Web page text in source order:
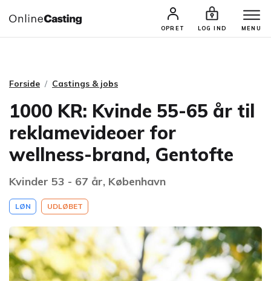
OPRET LOG IND MENU
CASTINGS & JOBS SØG PROFIL
Forside Castings & jobs
1000 KR: Kvinde 55-65 år til
reklamevideoer for
wellness-brand, Gentofte
Kvinder 53 - 67 år, København
LØN UDLØBET